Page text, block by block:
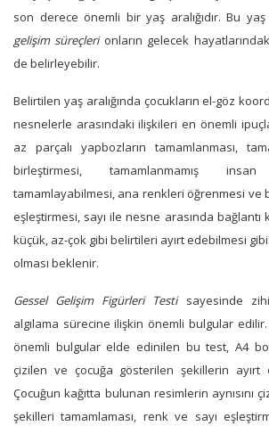
son derece önemli bir yaş aralığıdır. Bu yaş
gelişim süreçlerionların gelecek
de belirleyebilir.
Belirtilen yaş aralığında çocukların el-göz
nesnelerle arasındaki ilişkileri en önemli
az parçalı yapbozların tamamlanması,
birleştirmesi, tamamlanmamış
tamamlayabilmesi, ana renkleri öğrenmesi ve
eşleştirmesi, sayı ile nesne arasında
küçük, az-çok gibi belirtileri ayırt edebilmesi
olması beklenir.
Gessel Gelişim Figürleri Testisayesinde
algılama sürecine ilişkin önemli bulgular
önemli bulgular elde edinilen bu test, A4
çizilen ve çocuğa gösterilen şekillerin ayırt
Çocuğun kağıtta bulunan resimlerin aynısını
şekilleri tamamlaması, renk ve sayı